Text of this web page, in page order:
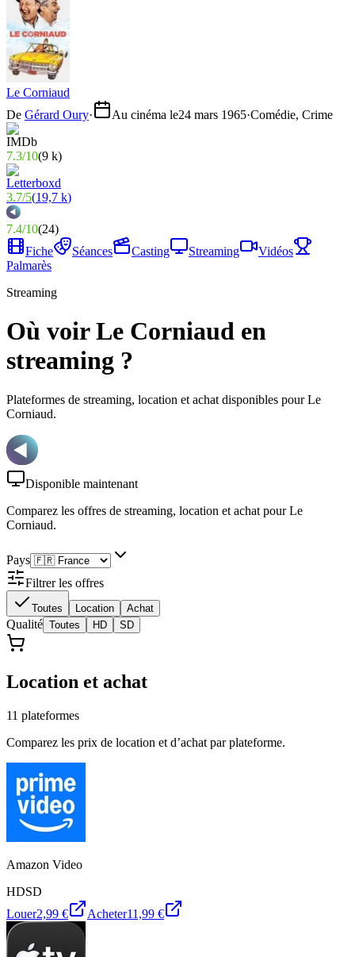
Le Corniaud
De Gérard Oury· Au cinéma le24 mars 1965·Comédie, Crime
7.3/10(9 k)
3.7/5(19,7 k)
7.4/10(24)
Fiche
Séances Casting Streaming
Vidéos
Palmarès
Streaming
Où voir Le Corniaud en
streaming ?
Plateformes de streaming, location et achat disponibles pour Le
Corniaud.
Disponible maintenant
Comparez les offres de streaming, location et achat pour Le
Corniaud.
Pays
Filtrer les offres
Toutes Location Achat
Qualité Toutes HD SD
Location et achat
11 plateformes
Comparez les prix de location et d’achat par plateforme.
Amazon Video
HDSD
Louer2,99 € Acheter11,99 €